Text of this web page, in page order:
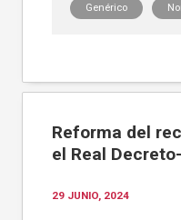
Genérico
Reforma del
el Real
29 JUNIO, 2024